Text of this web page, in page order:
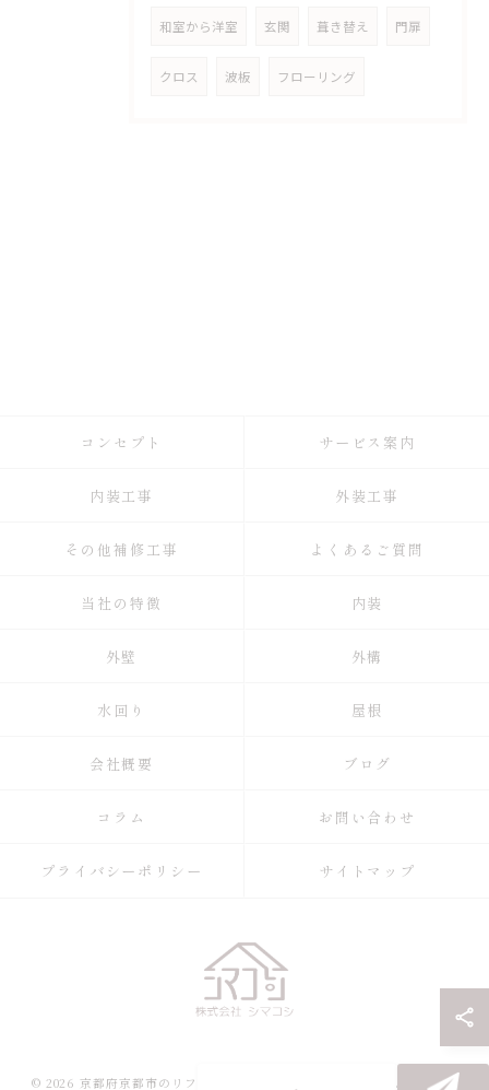
和室から洋室 玄関 葺き替え 門扉
クロス 波板 フローリング
コンセプト サービス案内
内装工事 外装工事
その他補修工事 よくあるご質問
当社の特徴 内装
外壁 外構
水回り 屋根
会社概要 ブログ
コラム お問い合わせ
プライバシーポリシー サイトマップ
© 2026 京都府京都市のリフォームなら株式会社シマコシ ALL RIGHTS